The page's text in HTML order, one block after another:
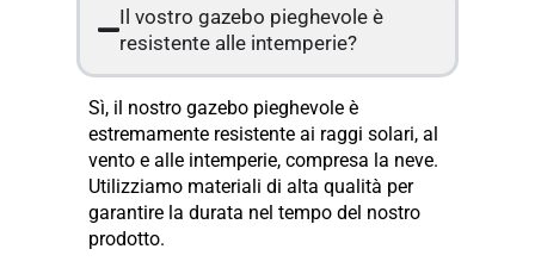
Il vostro gazebo pieghevole è
resistente alle intemperie?
Sì, il nostro gazebo pieghevole è
estremamente resistente ai raggi solari, al
vento e alle intemperie, compresa la neve.
Utilizziamo materiali di alta qualità per
garantire la durata nel tempo del nostro
prodotto.